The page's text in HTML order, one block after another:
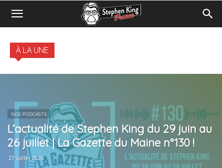
À LA UNE
NOS PODCASTS
L’actualité de Stephen King du 29 juin au
26 juillet | La Gazette du Maine n°130 !
27 juillet 2026